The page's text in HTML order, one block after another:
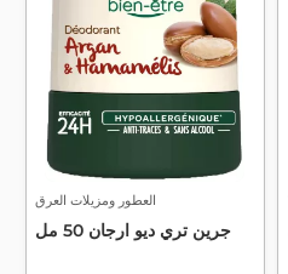
العطور ومزيلات العرق
جرين تري ديو ارجان 50 مل